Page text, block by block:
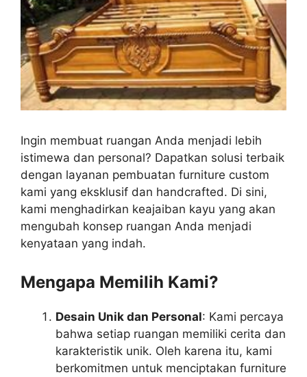
Ingin membuat ruangan Anda menjadi lebih
istimewa dan personal? Dapatkan solusi terbaik
dengan layanan pembuatan furniture custom
kami yang eksklusif dan handcrafted. Di sini,
kami menghadirkan keajaiban kayu yang akan
mengubah konsep ruangan Anda menjadi
kenyataan yang indah.
Mengapa Memilih Kami?
Desain Unik dan Personal: Kami percaya
bahwa setiap ruangan memiliki cerita dan
karakteristik unik. Oleh karena itu, kami
berkomitmen untuk menciptakan furniture